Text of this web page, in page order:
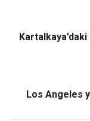
Kartalkaya’daki
Los Angeles